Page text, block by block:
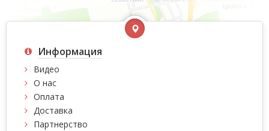
Информация
Видео
О нас
Оплата
Доставка
Партнерство